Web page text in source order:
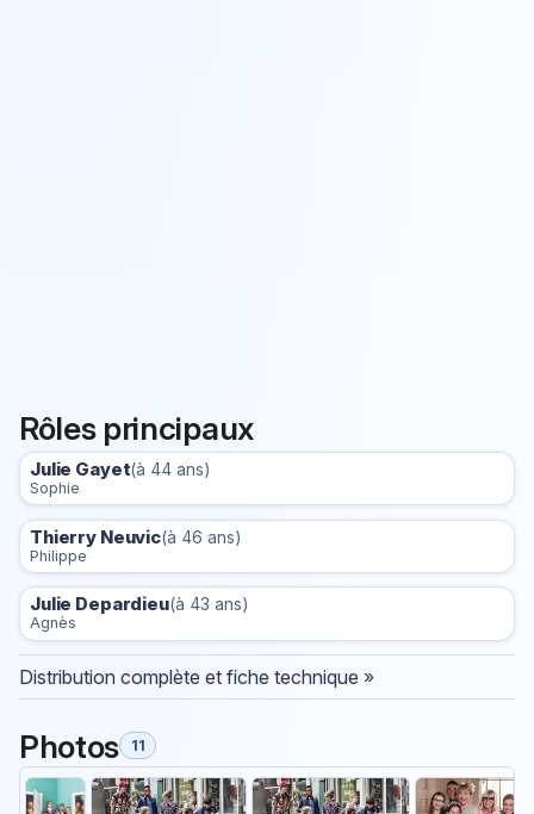
Rôles principaux
Julie Gayet(à 44 ans)
Sophie
Thierry Neuvic(à 46 ans)
Philippe
Julie Depardieu(à 43 ans)
Agnès
Distribution complète et fiche technique »
Photos 11